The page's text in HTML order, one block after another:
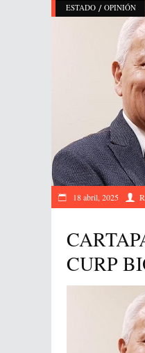
ESTADO / OPINIÓN
18 abril, 2025
CURP